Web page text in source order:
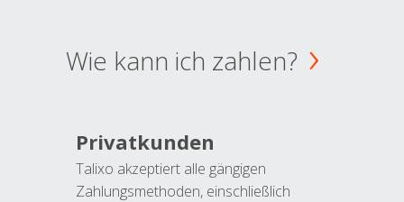
Wie kann ich zahlen?
Privatkunden
Talixo akzeptiert alle gängigen
Zahlungsmethoden, einschließlich